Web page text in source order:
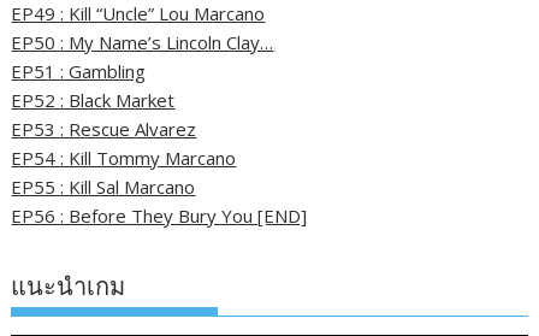
EP49 : Kill “Uncle” Lou Marcano
EP50 : My Name’s Lincoln Clay…
EP51 : Gambling
EP52 : Black Market
EP53 : Rescue Alvarez
EP54 : Kill Tommy Marcano
EP55 : Kill Sal Marcano
EP56 : Before They Bury You [END]
แนะนำเกม